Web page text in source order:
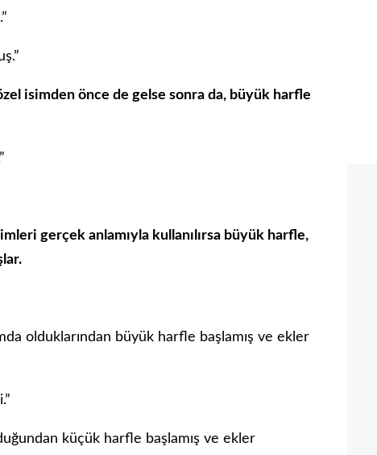
isimden önce de gelse sonra da, büyük harfle
gerçek anlamıyla kullanılırsa büyük harfle,
olduklarından büyük harfle başlamış ve ekler
küçük harfle başlamış ve ekler